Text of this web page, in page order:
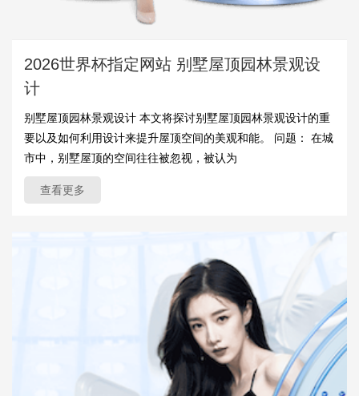
2026世界杯指定网站 别墅屋顶园林景观设
计
别墅屋顶园林景观设计 本文将探讨别墅屋顶园林景观设计的重
要以及如何利用设计来提升屋顶空间的美观和能。 问题： 在城
市中，别墅屋顶的空间往往被忽视，被认为
查看更多